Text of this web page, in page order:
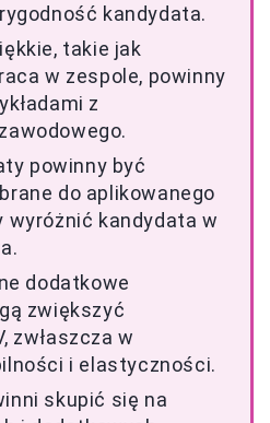
kandydata.
takie jak
w zespole, powinny
z
powinny być
do aplikowanego
wyróżnić kandydata w
dodatkowe
zwiększyć
zwłaszcza w
i elastyczności.
skupić się na